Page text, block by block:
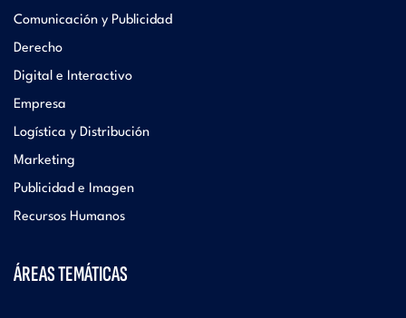
Comunicación y Publicidad
Derecho
Digital e Interactivo
Empresa
Logística y Distribución
Marketing
Publicidad e Imagen
Recursos Humanos
ÁREAS TEMÁTICAS